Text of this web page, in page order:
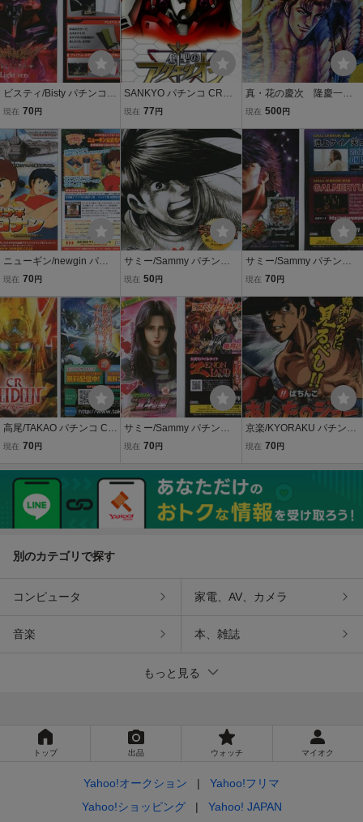
ビスティ/Bisty パチンコ C
Rエヴァンゲリヲン～始ま
冊子 2010年 10P 新世紀
エヴァンゲリオン
現在 70 円
SANKYO パチンコ CRフ
ィーバー創聖のアクエリ
現在 77 円
真・花の慶次 隆慶一
郎 原哲夫 パチンコ
遊技カタログ 新品 未
使用 前田慶次
現在 500 円
ニューギン/newgin パチ
ンコ CR未来少年コナン-
2011年 14P 宮崎駿 大塚
康生
現在 70 円
サミー/Sammy パチンコ
ぱちんこCRあしたのジョ
ばてつや/梶原一騎(高森朝
雄)
現在 50 円
サミー/Sammy パチンコ
ぱちんこCR蒼天の拳2 奥
紙+18P+裏表紙 原哲夫
現在 70 円
高尾/TAKAO パチンコ CR
ライディーン REIDEEN
現在 70 円
サミー/Sammy パチンコ
デジハネCR北斗の拳慈母
表紙＋10ページ＋裏表紙
原哲夫
現在 70 円
京楽/KYORAKU パチンコ
びっくりぱちんこCRあし
年 36P ちばてつや/梶原一
騎(高森朝雄)
現在 70 円
別のカテゴリで探す
コンピュータ 家電、AV、カメラ
音楽 本、雑誌
もっと見る
トップ 出品 ウォッチ マイオク
Yahoo!オークション
Yahoo!フリマ
Yahoo!ショッピング
Yahoo! JAPAN